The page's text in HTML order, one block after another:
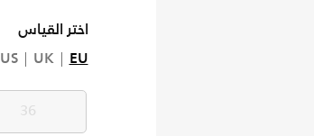
اختر القياس
EU
UK
US
36
36